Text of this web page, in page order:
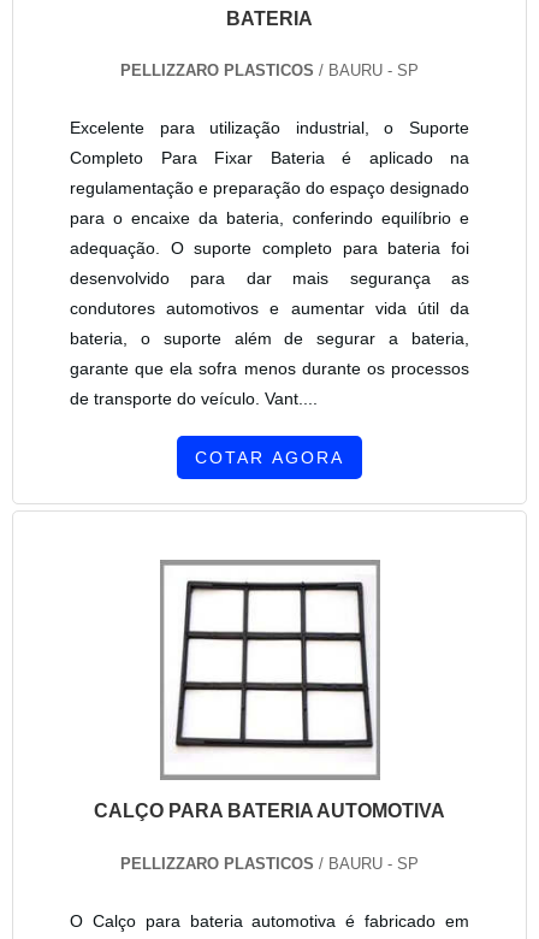
BATERIA
PELLIZZARO PLASTICOS / BAURU - SP
Excelente para utilização industrial, o Suporte
Completo Para Fixar Bateria é aplicado na
regulamentação e preparação do espaço designado
para o encaixe da bateria, conferindo equilíbrio e
adequação. O suporte completo para bateria foi
desenvolvido para dar mais segurança as
condutores automotivos e aumentar vida útil da
bateria, o suporte além de segurar a bateria,
garante que ela sofra menos durante os processos
de transporte do veículo. Vant....
COTAR AGORA
CALÇO PARA BATERIA AUTOMOTIVA
PELLIZZARO PLASTICOS / BAURU - SP
O Calço para bateria automotiva é fabricado em